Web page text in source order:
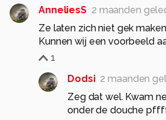
AnneliesS 2 maanden
Ze laten zich niet gek
Kunnen wij een voorbeeld
1
Dodsi 2 maanden
Zeg dat wel. Kwam
onder de douche